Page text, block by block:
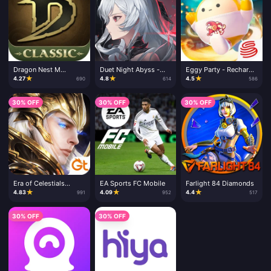
Dragon Nest M
Classic - Recharge
4.27★ 690
Duet Night Abyss -
Recharge Cristaux
4.8★ 614
Eggy Party - Recharge
Eggy Coins
4.5★ 586
30% OFF
Era of Celestials
Diamonds
4.83★ 991
30% OFF
EA Sports FC Mobile
4.09★ 952
30% OFF
Farlight 84 Diamonds
4.4★ 517
30% OFF 30% OFF